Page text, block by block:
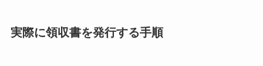
実際に領収書を発行する手順